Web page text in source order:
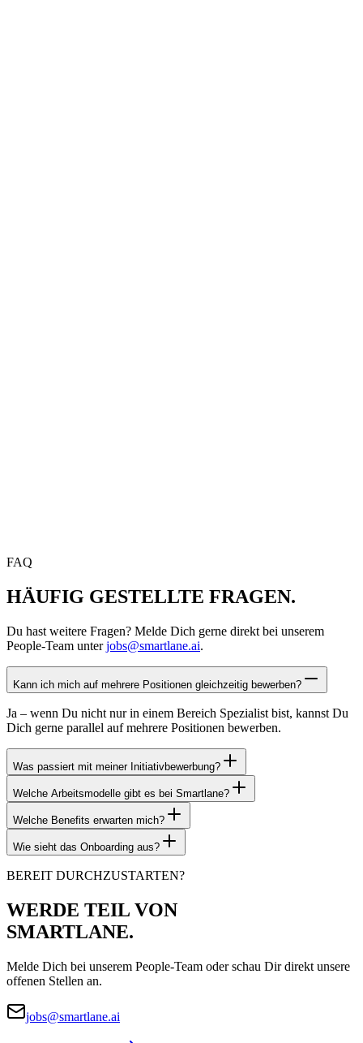
FAQ
HÄUFIG GESTELLTE FRAGEN.
Du hast weitere Fragen? Melde Dich gerne direkt bei unserem
People-Team unter jobs@smartlane.ai.
Kann ich mich auf mehrere Positionen gleichzeitig bewerben?
Ja – wenn Du nicht nur in einem Bereich Spezialist bist, kannst Du
Dich gerne parallel auf mehrere Positionen bewerben.
Was passiert mit meiner Initiativbewerbung?
Welche Arbeitsmodelle gibt es bei Smartlane?
Welche Benefits erwarten mich?
Wie sieht das Onboarding aus?
BEREIT DURCHZUSTARTEN?
WERDE TEIL VON
SMARTLANE.
Melde Dich bei unserem People-Team oder schau Dir direkt unsere
offenen Stellen an.
jobs@smartlane.ai